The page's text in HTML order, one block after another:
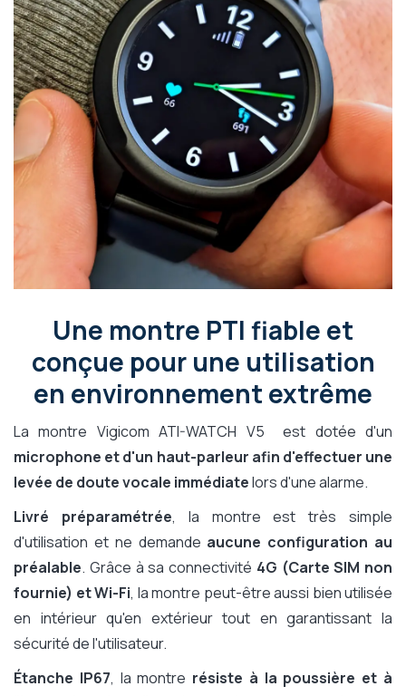
Une montre PTI fiable et
conçue pour une utilisation
en environnement extrême
La montre Vigicom ATI-WATCH V5 est dotée d'un
microphone et d'un haut-parleur afin d'effectuer une
levée de doute vocale immédiatelors d'une alarme.
Livré préparamétrée, la montre est très simple
d'utilisation et ne demande aucune configuration au
préalable. Grâce à sa connectivité 4G (Carte SIM non
fournie) et Wi-Fi, la montre peut-être aussi bien utilisée
en intérieur qu'en extérieur tout en garantissant la
sécurité de l'utilisateur.
Étanche IP67, la montre résiste à la poussière et à